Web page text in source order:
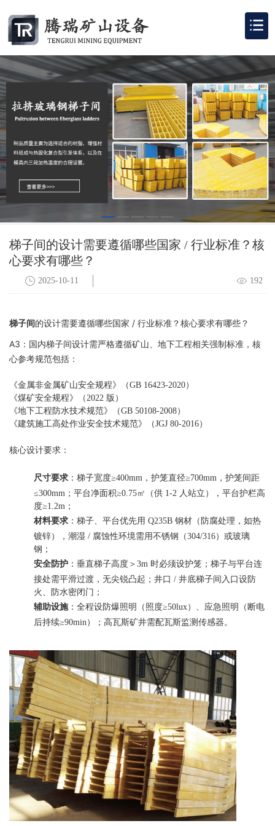
梯子间的设计需要遵循哪些国家 / 行业标准？核
心要求有哪些？
192
2025-10-11
梯子间的设计需要遵循哪些国家 / 行业标准？核心要求有哪些？
A3：国内梯子间设计需严格遵循矿山、地下工程相关强制标准，核
心参考规范包括：
《金属非金属矿山安全规程》（GB 16423-2020）
《煤矿安全规程》（2022 版）
《地下工程防水技术规范》（GB 50108-2008）
《建筑施工高处作业安全技术规范》（JGJ 80-2016）
核心设计要求：
尺寸要求 ：梯子宽度≥400mm，护笼直径≥700mm，护笼间距
≤300mm；平台净面积≥0.75㎡（供 1-2 人站立），平台护栏高
度≥1.2m；
材料要求 ：梯子、平台优先用 Q235B 钢材（防腐处理，如热
镀锌），潮湿 / 腐蚀性环境需用不锈钢（304/316）或玻璃
钢；
安全防护 ：垂直梯子高度＞3m 时必须设护笼；梯子与平台连
接处需平滑过渡，无尖锐凸起；井口 / 井底梯子间入口设防
火、防水密闭门；
辅助设施：全程设防爆照明（照度≥50lux）、应急照明（断电
后持续≥90min）；高瓦斯矿井需配瓦斯监测传感器。